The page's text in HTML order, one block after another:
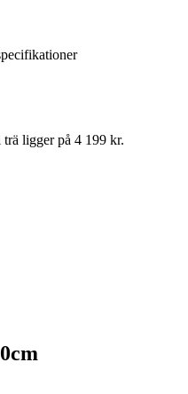
ligger på 4 199 kr.